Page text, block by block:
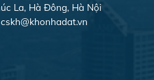
La, Hà Đông, Hà Nội
cskh@khonhadat.vn